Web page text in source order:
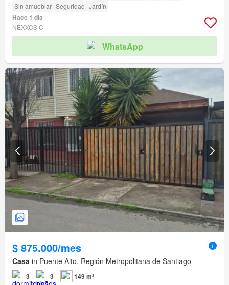
Sin amueblar Seguridad Jardín
Hace 1 día
NEXXOS C
WhatsApp
$ 875.000/mes
Casa in Puente Alto, Región Metropolitana de Santiago
3 3
149 m²